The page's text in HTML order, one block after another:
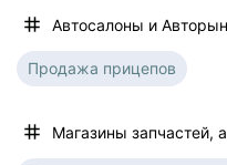
Автосалоны и
Продажа прицепов
Магазины запчастей,